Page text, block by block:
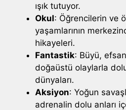
ışık tutuyor.
Okul: Öğrencilerin ve
yaşamlarının
hikayeleri.
Fantastik: Büyü,
doğaüstü olaylarla
dünyaları.
Aksiyon: Yoğun
adrenalin dolu anları